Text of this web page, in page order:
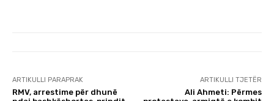
ARTIKULLI PARAPRAK
RMV, arrestime për dhunë
ARTIKULLI TJETËR
Ali Ahmeti: Përmes